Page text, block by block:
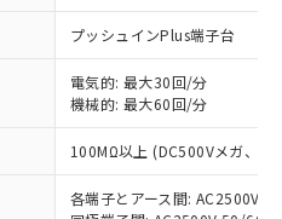
プッシュインPlus端子台
電気的: 最大30回/分
機械的: 最大60回/分
100MΩ以上 (DC500Vメガ、点
各端子とアース間: AC2500V
当社制御機器事業取扱
状況および標準価格
ていただくもので
業取扱商品の中には、
象外となる商品もある
ださい。
指令（10物質）の
査中または確認中の
料など無形物で、有
い商品です。
、非含有部品として
判明した場合などや
含有率が中国RoHSの
含有率が中国RoHSの
とを示します。
貴社製品のうち、外国